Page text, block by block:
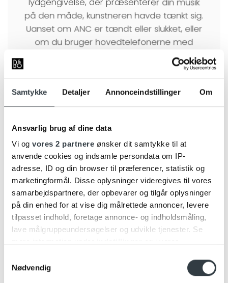
Samtykke Detaljer Annonceindstillinger Om
Ansvarlig brug af dine data
Vi og vores 2 partnere ønsker dit samtykke til at
anvende cookies og indsamle persondata om IP-
adresse, ID og din browser til præferencer, statistik og
marketingformål. Disse oplysninger videregives til vores
samarbejdspartnere, der opbevarer og tilgår oplysninger
på din enhed for at vise dig målrettede annoncer, levere
tilpasset indhold, foretage annonce- og indholdsmåling,
lave målgruppeundersøgelser og udvikle tjenester. Se
tilbage eller ændre indstillinger fra vores
"Cookiedeklaration", eller ved at trykke på "Privacy
Nødvendig
lydgengivelse, der præsenterer din musik
på den måde, kunstneren havde tænkt sig.
Uanset om ANC er tændt eller slukket, eller
om du bruger hovedtelefonerne med
kabel eller trådløst, vil du altid få den
samme hi-fi-lydoplevelse. Lydprofilerne kan
ændres via Bang & Olufsen appen, så de
passer perfekt til dine lyttepræferencer.
Beoplay HX er fintunet af vores
præcis og autentisk lytteoplevelse.